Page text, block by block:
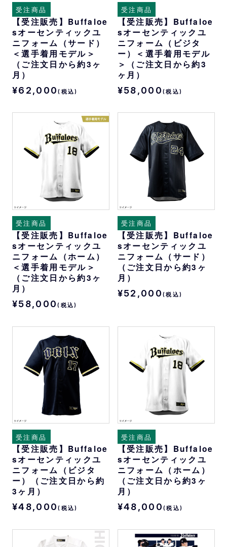
受注商品
【受注販売】Buffaloe
sオーセンティックユ
ニフォーム（サード）
＜選手着用モデル＞
（ご注文日から約3ヶ
月）
¥62,000(税込)
受注商品
【受注販売】Buffaloe
sオーセンティックユ
ニフォーム（ビジタ
ー）＜選手着用モデル
＞（ご注文日から約3
ヶ月）
¥58,000(税込)
受注商品
【受注販売】Buffaloe
sオーセンティックユ
ニフォーム（ホーム）
＜選手着用モデル＞
（ご注文日から約3ヶ
月）
¥58,000(税込)
受注商品
【受注販売】Buffaloe
sオーセンティックユ
ニフォーム（サード）
（ご注文日から約3ヶ
月）
¥52,000(税込)
受注商品
【受注販売】Buffaloe
sオーセンティックユ
ニフォーム（ビジタ
ー）（ご注文日から約
3ヶ月）
¥48,000(税込)
受注商品
【受注販売】Buffaloe
sオーセンティックユ
ニフォーム（ホーム）
（ご注文日から約3ヶ
月）
¥48,000(税込)